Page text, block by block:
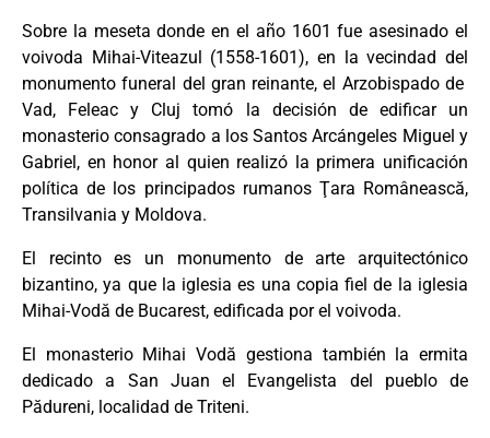
Sobre la meseta donde en el año 1601 fue asesinado el
voivoda Mihai-Viteazul (1558-1601), en la vecindad del
monumento funeral del gran reinante, el Arzobispado de
Vad, Feleac y Cluj tomó la decisión de edificar un
monasterio consagrado a los Santos Arcángeles Miguel y
Gabriel, en honor al quien realizó la primera unificación
política de los principados rumanos Ţara Românească,
Transilvania y Moldova.
El recinto es un monumento de arte arquitectónico
bizantino, ya que la iglesia es una copia fiel de la iglesia
Mihai-Vodă de Bucarest, edificada por el voivoda.
El monasterio Mihai Vodă gestiona también la ermita
dedicado a San Juan el Evangelista del pueblo de
Pădureni, localidad de Triteni.